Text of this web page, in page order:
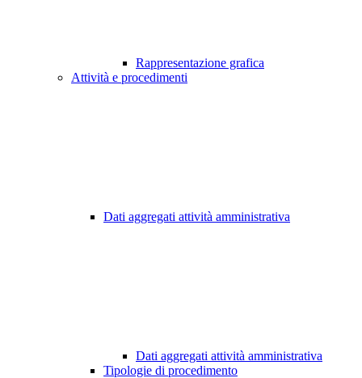
Rappresentazione grafica
Attività e procedimenti
Dati aggregati attività amministrativa
Dati aggregati attività amministrativa
Tipologie di procedimento